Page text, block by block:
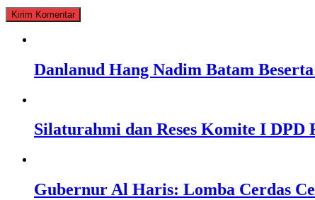
Danlanud Hang Nadim Batam
Silaturahmi dan Reses Komite I DPD
Gubernur Al Haris: Lomba Cerdas